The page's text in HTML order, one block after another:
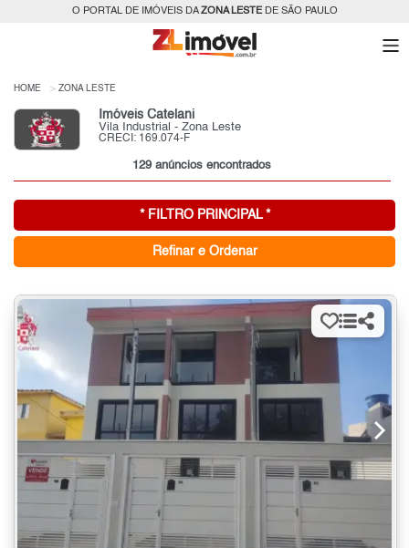
O PORTAL DE IMÓVEIS DAZONA LESTEDE SÃO PAULO
HOME ZONA LESTE
Imóveis Catelani
Vila Industrial - Zona Leste
CRECI: 169.074-F
129 anúncios encontrados
* FILTRO PRINCIPAL *
Refinar e Ordenar